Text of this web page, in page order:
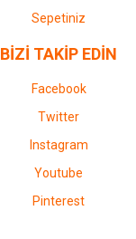
Sepetiniz
BİZİ TAKİP EDİN
Facebook
Twitter
Instagram
Youtube
Pinterest